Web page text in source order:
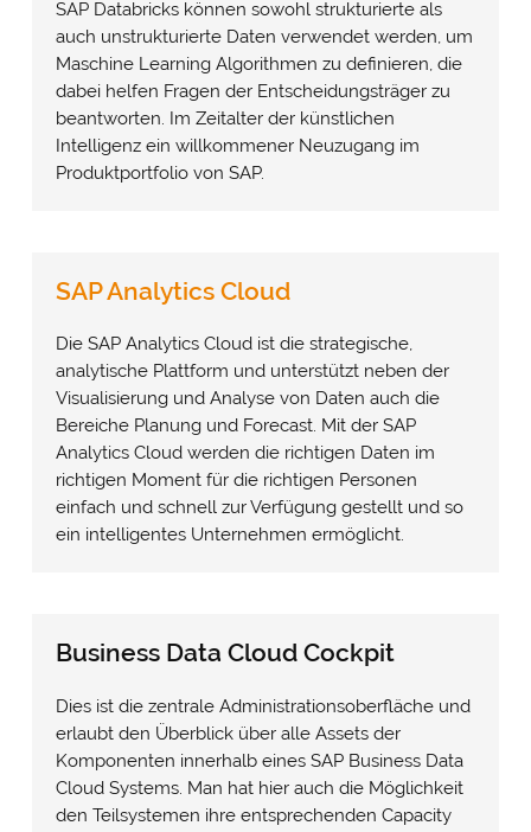
SAP Databricks können sowohl strukturierte als
auch unstrukturierte Daten verwendet werden, um
Maschine Learning Algorithmen zu definieren, die
dabei helfen Fragen der Entscheidungsträger zu
beantworten. Im Zeitalter der künstlichen
Intelligenz ein willkommener Neuzugang im
Produktportfolio von SAP.
SAP Analytics Cloud
Die SAP Analytics Cloud ist die strategische,
analytische Plattform und unterstützt neben der
Visualisierung und Analyse von Daten auch die
Bereiche Planung und Forecast. Mit der SAP
Analytics Cloud werden die richtigen Daten im
richtigen Moment für die richtigen Personen
einfach und schnell zur Verfügung gestellt und so
ein intelligentes Unternehmen ermöglicht.
Business Data Cloud Cockpit
Dies ist die zentrale Administrationsoberfläche und
erlaubt den Überblick über alle Assets der
Komponenten innerhalb eines SAP Business Data
Cloud Systems. Man hat hier auch die Möglichkeit
den Teilsystemen ihre entsprechenden Capacity